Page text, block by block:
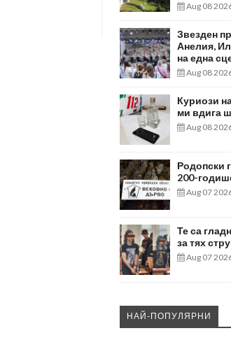
Aug 08
Звезден
Анелия,
на една
Aug 08
Куриози
ми вдига
Aug 08
Родопски
200-
Aug 07
Те са
за тях
Aug 07
НАЙ-ПОПУЛЯРНИ